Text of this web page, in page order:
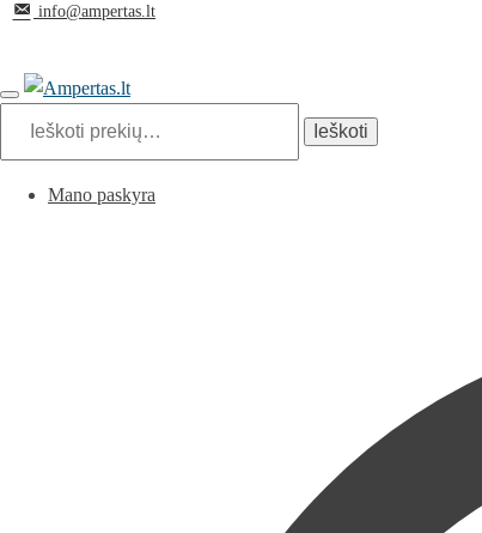
info@ampertas.lt
Ieškoti
Mano paskyra